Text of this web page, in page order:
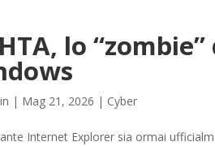
lo
| Mag 21, 2026 | Cyber
Internet Explorer sia ormai